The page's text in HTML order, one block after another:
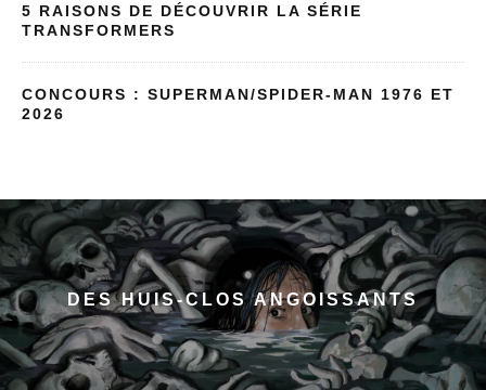
5 RAISONS DE DÉCOUVRIR LA SÉRIE
TRANSFORMERS
CONCOURS : SUPERMAN/SPIDER-MAN 1976 ET
2026
DES HUIS-CLOS ANGOISSANTS